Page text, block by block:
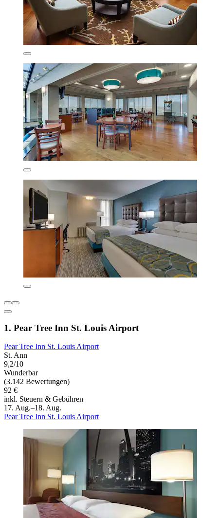
1. Pear Tree Inn St. Louis Airport
Pear Tree Inn St. Louis Airport
St. Ann
9,2/10
Wunderbar
(3.142 Bewertungen)
92 €
inkl. Steuern & Gebühren
17. Aug.–18. Aug.
Pear Tree Inn St. Louis Airport